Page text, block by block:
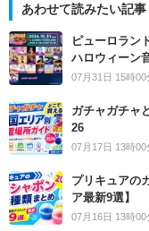
あわせて読みたい記事
ピューロラン
ハロウィーン
07月31日 15時00
ガチャガチャ
26
07月17日 13時00
プリキュアの
ア最新9選】
07月16日 13時00